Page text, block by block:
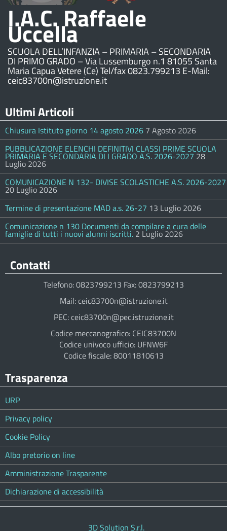
I.A.C. Raffaele
Uccella
SCUOLA DELL’INFANZIA – PRIMARIA – SECONDARIA
DI PRIMO GRADO – Via Lussemburgo n.1 81055 Santa
Maria Capua Vetere (Ce) Tel/fax 0823.799213 E-Mail:
ceic83700n@istruzione.it
Ultimi Articoli
Chiusura Istituto giorno 14 agosto 2026 7 Agosto 2026
PUBBLICAZIONE ELENCHI DEFINITIVI CLASSI PRIME SCUOLA
PRIMARIA E SECONDARIA DI I GRADO A.S. 2026-2027 28
Luglio 2026
COMUNICAZIONE N 132- DIVISE SCOLASTICHE A.S. 2026-2027
20 Luglio 2026
Termine di presentazione MAD a.s. 26-27 13 Luglio 2026
Comunicazione n 130 Documenti da compilare a cura delle
famiglie di tutti i nuovi alunni iscritti. 2 Luglio 2026
Contatti
Telefono: 0823799213 Fax: 0823799213
Mail: ceic83700n@istruzione.it
PEC: ceic83700n@pec.istruzione.it
Codice meccanografico: CEIC83700N
Codice univoco ufficio: UFNW6F
Codice fiscale: 80011810613
Trasparenza
URP
Privacy policy
Cookie Policy
Albo pretorio on line
Amministrazione Trasparente
Dichiarazione di accessibilità
3D Solution S.r.l.